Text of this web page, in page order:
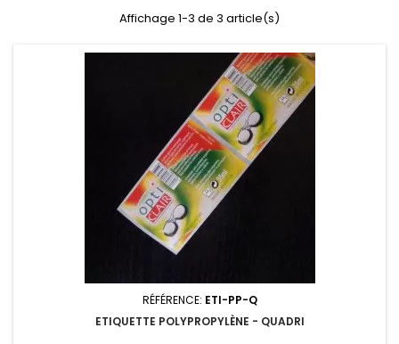
Affichage 1-3 de 3 article(s)
RÉFÉRENCE: ETI-PP-Q
ETIQUETTE POLYPROPYLÈNE - QUADRI